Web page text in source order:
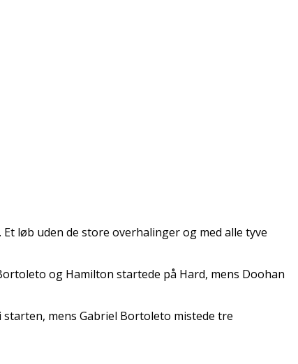
løb uden de store overhalinger og med alle tyve
og Hamilton startede på Hard, mens Doohan
mens Gabriel Bortoleto mistede tre